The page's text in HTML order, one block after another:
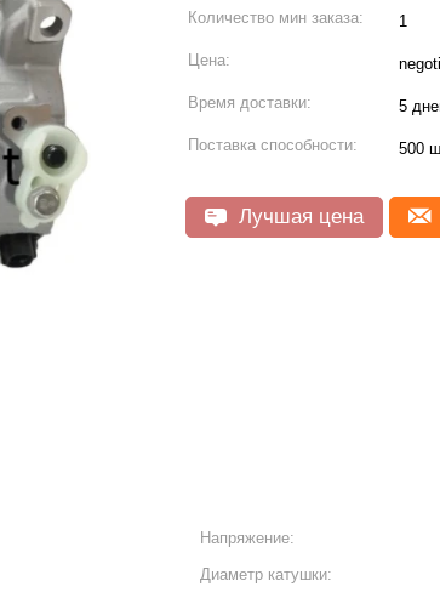
Количество мин заказа: 1
Цена:
Время доставки: 5
Поставка способности: 500
Лучшая цена
Напряжение:
Диаметр катушки: